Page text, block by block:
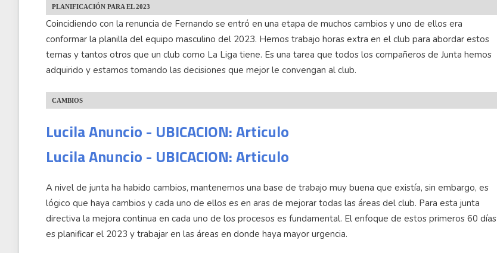
PLANIFICACIÓN PARA EL 2023
Coincidiendo con la renuncia de Fernando se entró en una etapa de muchos cambios y uno de ellos era
conformar la planilla del equipo masculino del 2023. Hemos trabajo horas extra en el club para abordar estos
temas y tantos otros que un club como La Liga tiene. Es una tarea que todos los compañeros de Junta hemos
adquirido y estamos tomando las decisiones que mejor le convengan al club.
CAMBIOS
Lucila Anuncio - UBICACION: Articulo
Lucila Anuncio - UBICACION: Articulo
A nivel de junta ha habido cambios, mantenemos una base de trabajo muy buena que existía, sin embargo, es
lógico que haya cambios y cada uno de ellos es en aras de mejorar todas las áreas del club. Para esta junta
directiva la mejora continua en cada uno de los procesos es fundamental. El enfoque de estos primeros 60 días
es planificar el 2023 y trabajar en las áreas en donde haya mayor urgencia.